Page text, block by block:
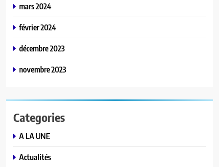
mars 2024
février 2024
décembre 2023
novembre 2023
Categories
A LA UNE
Actualités